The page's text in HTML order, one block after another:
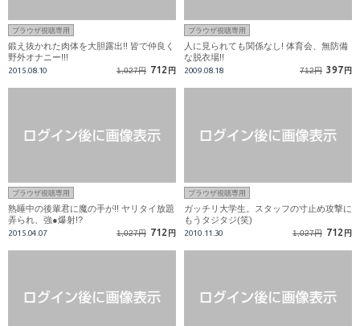
ブラウザ視聴専用
鍛え抜かれた肉体を大胆露出!! 皆で仲良く
野外オナニー!!!
2015.08.10 1,027円 712 円
ブラウザ視聴専用
人に見られても関係なし! 体育会、無防備
な脱衣場!!
2009.08.18 712円 397 円
ブラウザ視聴専用
熟睡中の後輩君に魔の手が!! ヤリタイ放題
弄られ、強●爆射!?
2015.04.07 1,027円 712 円
ブラウザ視聴専用
ガッチリ大学生。スタッフの寸止め攻撃に
もうタジタジ(笑)
2010.11.30 1,027円 712 円